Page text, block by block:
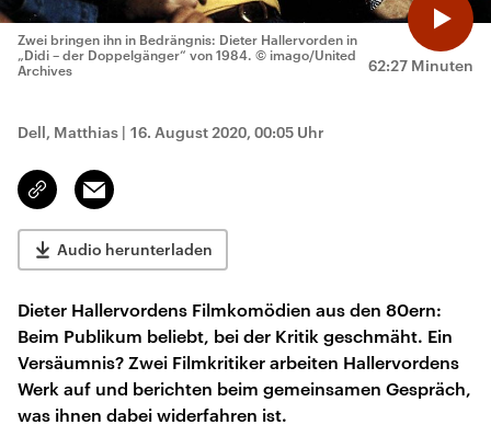
62:27 Minuten
Zwei bringen ihn in Bedrängnis: Dieter Hallervorden in
„Didi – der Doppelgänger“ von 1984. © imago/United
Archives
Dell, Matthias | 16. August 2020, 00:05 Uhr
Link
kopieren/teilen
Email
Audio herunterladen
Dieter Hallervordens Filmkomödien aus den 80ern:
Beim Publikum beliebt, bei der Kritik geschmäht. Ein
Versäumnis? Zwei Filmkritiker arbeiten Hallervordens
Werk auf und berichten beim gemeinsamen Gespräch,
was ihnen dabei widerfahren ist.